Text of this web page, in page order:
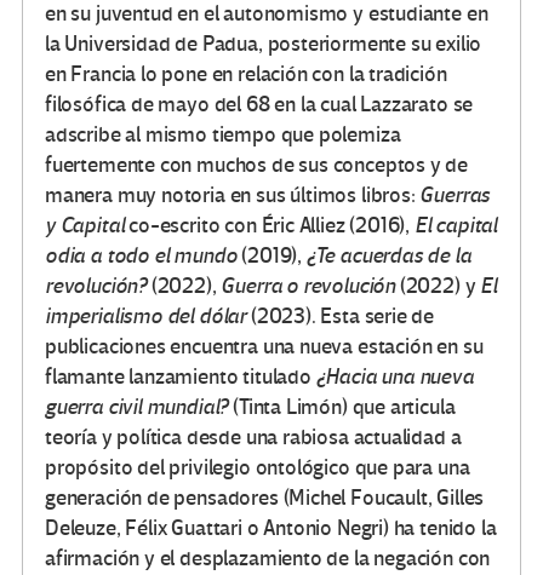
en su juventud en el autonomismo y estudiante en
la Universidad de Padua, posteriormente su exilio
en Francia lo pone en relación con la tradición
filosófica de mayo del 68 en la cual Lazzarato se
adscribe al mismo tiempo que polemiza
fuertemente con muchos de sus conceptos y de
manera muy notoria en sus últimos libros: Guerras
y Capitalco-escrito con Éric Alliez (2016), El capital
odia a todo el mundo(2019), ¿Te acuerdas de la
revolución?(2022), Guerra o revolución(2022) y El
imperialismo del dólar(2023). Esta serie de
publicaciones encuentra una nueva estación en su
flamante lanzamiento titulado ¿Hacia una nueva
guerra civil mundial?(Tinta Limón) que articula
teoría y política desde una rabiosa actualidad a
propósito del privilegio ontológico que para una
generación de pensadores (Michel Foucault, Gilles
Deleuze, Félix Guattari o Antonio Negri) ha tenido la
afirmación y el desplazamiento de la negación con